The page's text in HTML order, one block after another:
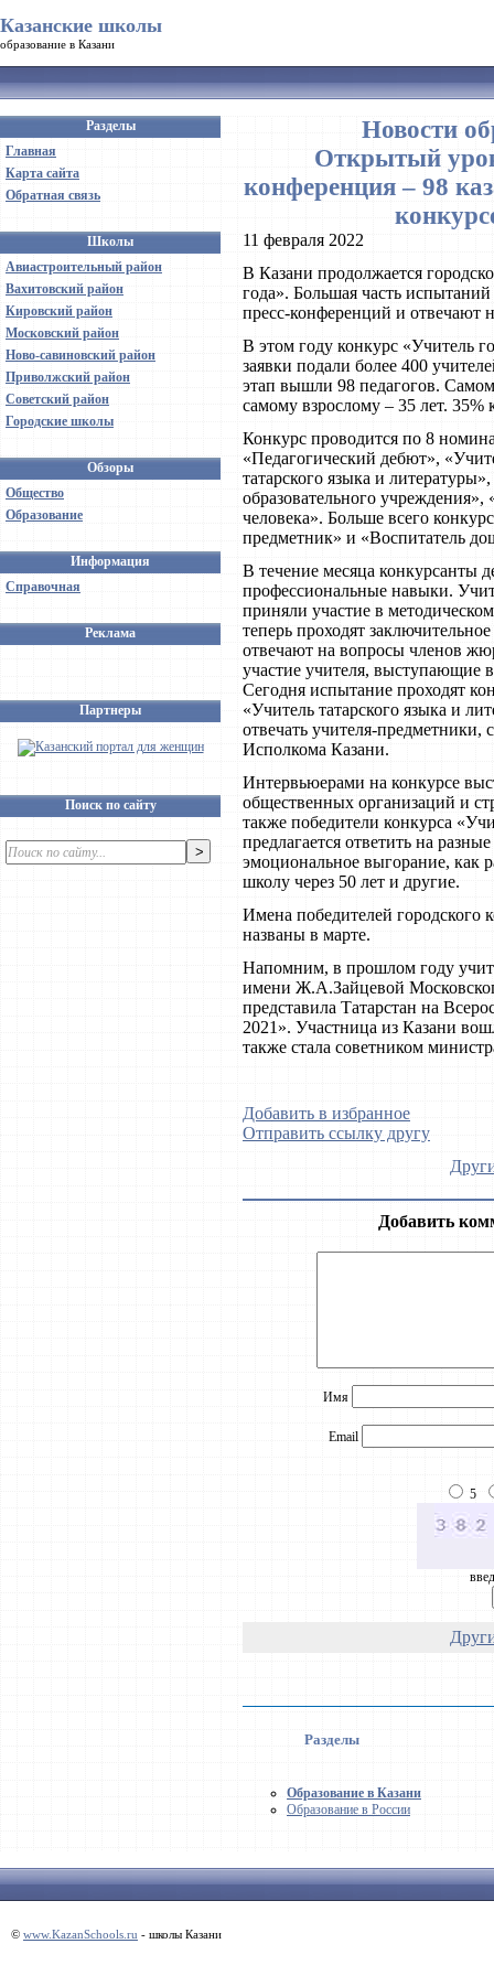
Казанские школы
образование в Казани
Разделы
Главная
Карта сайта
Обратная связь
Школы
Авиастроительный район
Вахитовский район
Кировский район
Московский район
Ново-савиновский район
Приволжский район
Советский район
Городские школы
Обзоры
Общество
Образование
Информация
Справочная
Реклама
Партнеры
Поиск по сайту
Новости
Открытый
конференция – 98
11 февраля 2022
В Казани продолжается
года». Большая часть
пресс-конференций и отвечают
В этом году конкурс «Учитель
заявки подали более 400
этап вышли 98 педагогов.
самому взрослому – 35 лет.
Конкурс проводится по 8
«Педагогический дебют»,
татарского языка и
образовательного
человека». Больше всего
предметник» и «Воспитатель
В течение месяца конкурсанты
профессиональные навыки.
приняли участие в
теперь проходят
отвечают на вопросы членов
участие учителя, выступающие
Сегодня испытание проходят
«Учитель татарского языка и
отвечать учителя-
Исполкома Казани.
Интервьюерами на конкурсе
общественных организаций и
также победители конкурса
предлагается ответить на
эмоциональное выгорание, как
школу через 50 лет и другие.
Имена победителей городского
названы в марте.
Напомним, в прошлом году
имени Ж.А.Зайцевой
представила Татарстан на
2021». Участница из Казани
также стала советником
Добавить в избранное
Отправить ссылку другу
Добавить
Имя
Email
5
Разделы
Образование в Казани
Образование в России
© www.KazanSchools.ru - школы Казани